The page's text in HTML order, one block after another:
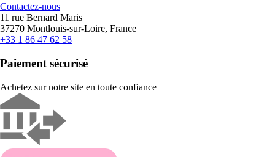
Contactez-nous
11 rue Bernard Maris
37270 Montlouis-sur-Loire, France
+33 1 86 47 62 58
Paiement sécurisé
Achetez sur notre site en toute confiance